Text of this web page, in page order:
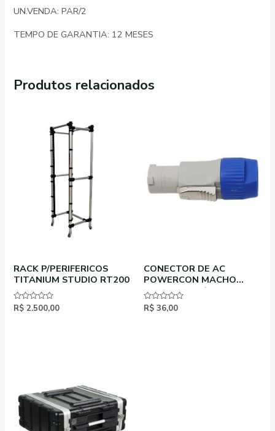
UN.VENDA: PAR/2
TEMPO DE GARANTIA: 12 MESES
Produtos relacionados
RACK P/PERIFERICOS
TITANIUM STUDIO RT200
Avaliação
R$ 2.500,00
CONECTOR DE AC
POWERCON MACHO
BRANCO 20A/250V –
SAIDA
Avaliação
R$ 36,00